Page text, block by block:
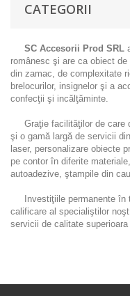
CATEGORII
SC Accesorii Prod SRL
românesc şi are ca obiect
din zamac, de complexitate
brelocurilor, insignelor şi a
confecţii şi incălţăminte.
Graţie facilităţilor de care
şi o gamă largă de servicii
laser, personalizare obiecte
pe contor în diferite
autoadezive, ştampile din
Investiţiile permanente în
calificare al specialiştilor
servicii de calitate